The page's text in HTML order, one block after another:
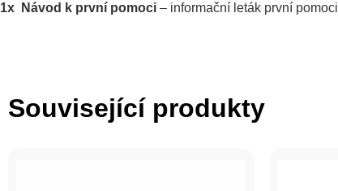
1x Návod k první pomoci – informační leták první pomoci
Související produkty